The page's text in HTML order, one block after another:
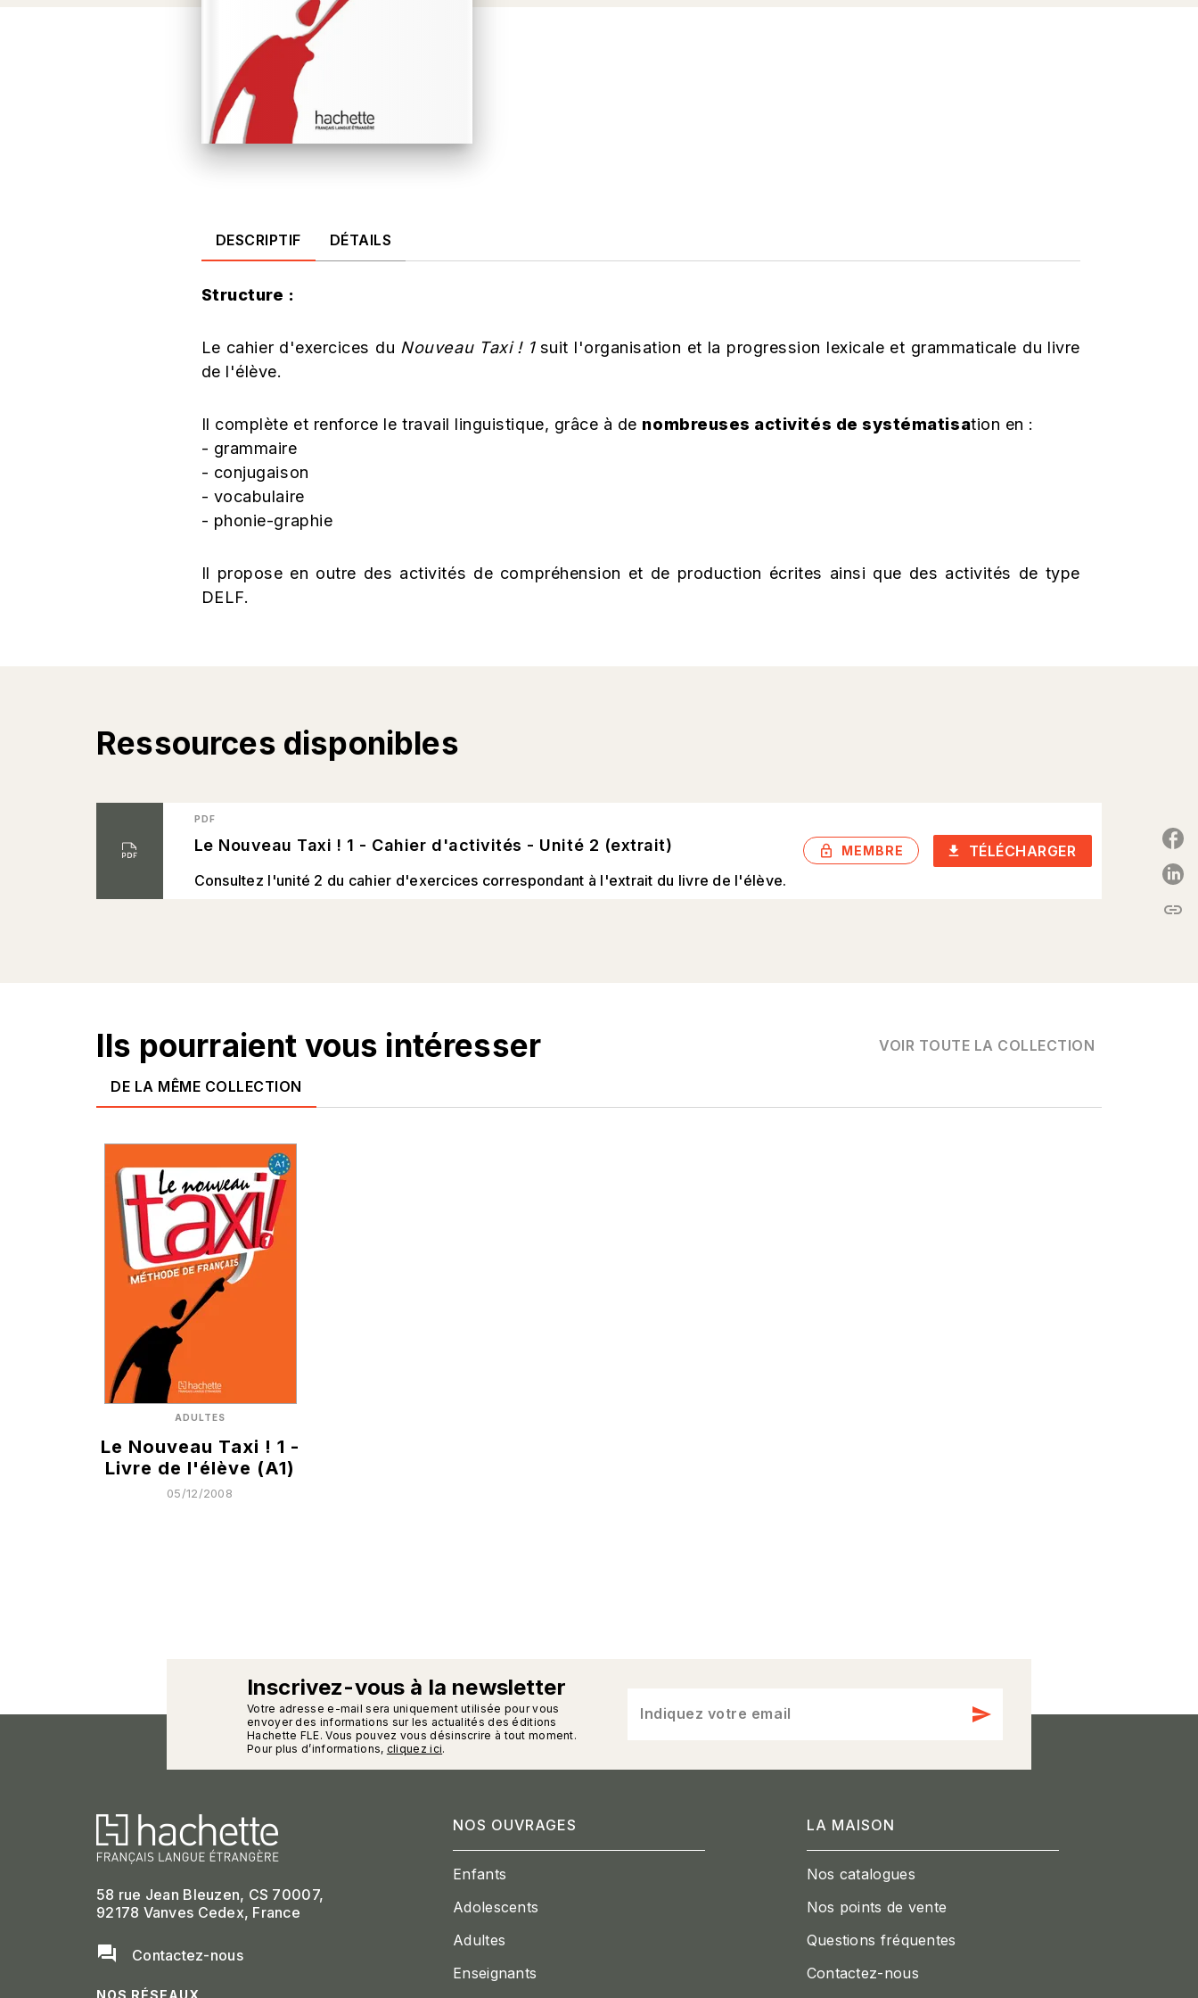
DESCRIPTIF DÉTAILS
Structure :
Le cahier d'exercices du Nouveau Taxi ! 1suit l'organisation et la progression lexicale et grammaticale du livre
de l'élève.
Il complète et renforce le travail linguistique, grâce à de nombreuses activités de systématisation en :
- grammaire
- conjugaison
- vocabulaire
- phonie-graphie
Il propose en outre des activités de compréhension et de production écrites ainsi que des activités de type
DELF.
Ressources disponibles
PDF
Le Nouveau Taxi ! 1 - Cahier d'activités - Unité 2 (extrait)
Consultez l'unité 2 du cahier d'exercices correspondant à l'extrait du livre de l'élève.
lock_outlinedMEMBRE download TÉLÉCHARGER
Ils pourraient vous intéresser VOIR TOUTE LA COLLECTION
DE LA MÊME COLLECTION
ADULTES
Le Nouveau Taxi ! 1 -
Livre de l'élève (A1)
05/12/2008
link
calmann_enveloppe
Inscrivez-vous à la newsletter
Votre adresse e-mail sera uniquement utilisée pour vous
envoyer des informations sur les actualités des éditions
Hachette FLE. Vous pouvez vous désinscrire à tout moment.
Pour plus d’informations, cliquez ici.
Indiquez votre email send
58 rue Jean Bleuzen, CS 70007,
92178 Vanves Cedex, France
question_answer Contactez-nous
NOS RÉSEAUX
NOS OUVRAGES
Enfants
Adolescents
Adultes
Enseignants
LA MAISON
Nos catalogues
Nos points de vente
Questions fréquentes
Contactez-nous